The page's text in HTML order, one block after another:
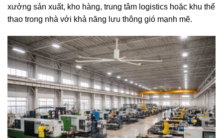
xưởng sản xuất, kho hàng, trung tâm logistics hoặc khu thể
thao trong nhà với khả năng lưu thông gió mạnh mẽ.